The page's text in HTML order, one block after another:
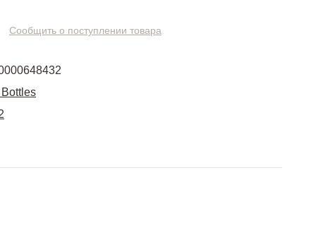
Сообщить о поступлении товара